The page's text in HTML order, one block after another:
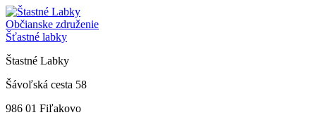
Občianske združenie
Šťastné labky
Štastné Labky
Šávoľská cesta 58
986 01 Fiľakovo